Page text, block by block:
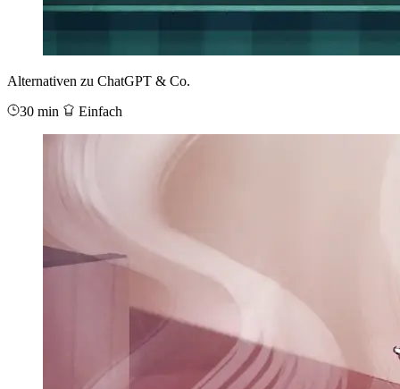
Alternativen zu ChatGPT & Co.
30 min
Einfach